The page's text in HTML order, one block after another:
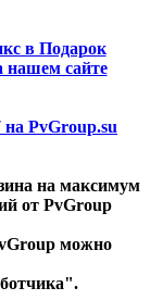
в Подарок
нашем сайте
PvGroup.su
на максимум
от PvGroup
можно